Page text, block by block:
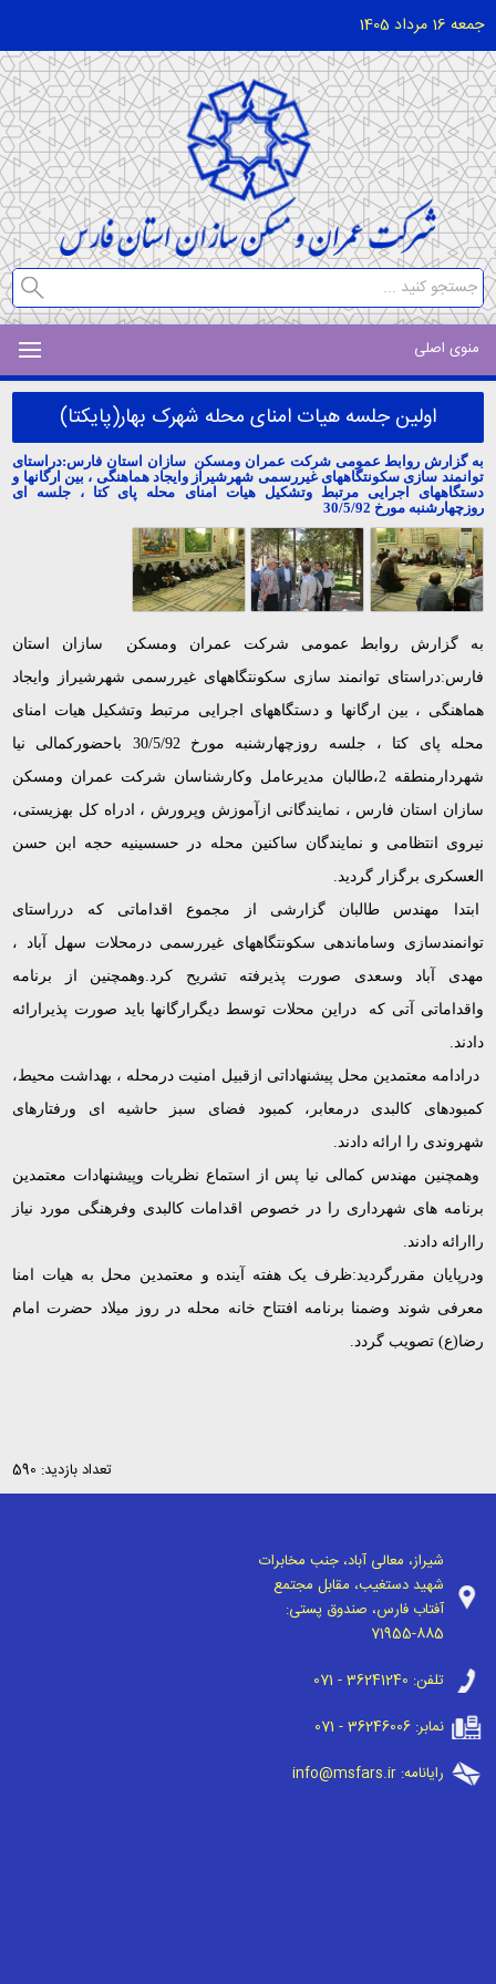
جمعه 16 مرداد 1405
منوی اصلی
اولین جلسه هیات امنای محله شهرک بهار(پایکتا)
به گزارش روابط عمومی شرکت عمران ومسکن سازان استان فارس:دراستای
توانمند سازی سکونتگاههای غیررسمی شهرشیراز وایجاد هماهنگی ، بین ارگانها و
دستگاههای اجرایی مرتبط وتشکیل هیات امنای محله پای کتا ، جلسه ای
روزچهارشنبه مورخ 30/5/92
به گزارش روابط عمومی شرکت عمران ومسکن سازان استان
فارس:دراستای توانمند سازی سکونتگاههای غیررسمی شهرشیراز وایجاد
هماهنگی ، بین ارگانها و دستگاههای اجرایی مرتبط وتشکیل هیات امنای
محله پای کتا ، جلسه روزچهارشنبه مورخ 30/5/92 باحضورکمالی نیا
شهردارمنطقه 2،طالبان مدیرعامل وکارشناسان شرکت عمران ومسکن
سازان استان فارس ، نمایندگانی ازآموزش وپرورش ، ادراه کل بهزیستی،
نیروی انتظامی و نمایندگان ساکنین محله در حسسینیه حجه ابن حسن
العسکری برگزار گردید.
ابتدا مهندس طالبان گزارشی از مجموع اقداماتی که درراستای
توانمندسازی وساماندهی سکونتگاههای غیررسمی درمحلات سهل آباد ،
مهدی آباد وسعدی صورت پذیرفته تشریح کرد.وهمچنین از برنامه
واقداماتی آتی که دراین محلات توسط دیگرارگانها باید صورت پذیرارائه
دادند.
درادامه معتمدین محل پیشنهاداتی ازقبیل امنیت درمحله ، بهداشت محیط،
کمبودهای کالبدی درمعابر، کمبود فضای سبز حاشیه ای ورفتارهای
شهروندی را ارائه دادند.
وهمچنین مهندس کمالی نیا پس از استماع نظریات وپیشنهادات معتمدین
برنامه های شهرداری را در خصوص اقدامات کالبدی وفرهنگی مورد نیاز
راارائه دادند.
ودرپایان مقررگردید:ظرف یک هفته آینده و معتمدین محل به هیات امنا
معرفی شوند وضمنا برنامه افتتاح خانه محله در روز میلاد حضرت امام
رضا(ع) تصویب گردد.
تعداد بازدید: 590
شیراز، معالی آباد، جنب مخابرات
شهید دستغیب، مقابل مجتمع
آفتاب فارس، صندوق پستی:
71955-885
تلفن: 071 - 36241240
نمابر:071 - 36246006
رایانامه:info@msfars.ir